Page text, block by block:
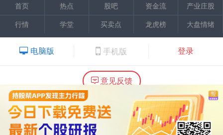
首页 热点 股吧 资金流
产业庄股
行情
学堂 买卖点 龙虎榜 大盘情绪
电脑版 手机版 登录
意见反馈
内容提供：广州市万隆证券咨询顾问有限公司
Copyright ©2015 Wlstock. All Right Reserved.
热线：020-66618988